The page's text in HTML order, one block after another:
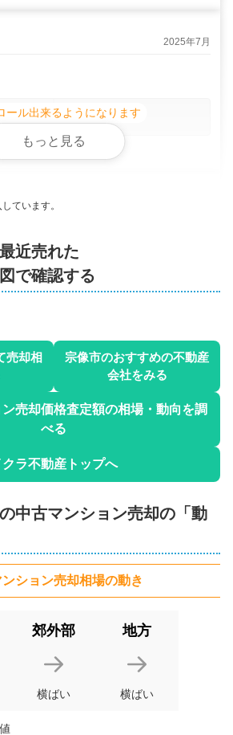
2025年7月
専有面積:51㎡
部 八幡西店
専有面積:
円 2025年3月
専有面積:58㎡
賀店
ール出来るようになります
もっと見る
ています。
近売れた
で確認する
売却相
宗像市のおすすめの不動産
会社をみる
売却価格査定額の相場・動向を調
べる
クラ不動産トップへ
の中古マンション売却の「動
ション売却相場の動き
郊外部
横ばい
地方
横ばい